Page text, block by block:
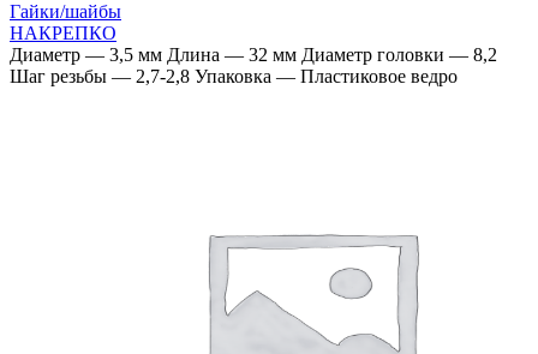
Гайки/шайбы
НАКРЕПКО
Диаметр — 3,5 мм Длина — 32 мм Диаметр головки — 8,2
Шаг резьбы — 2,7-2,8 Упаковка — Пластиковое ведро